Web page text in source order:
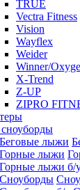
TRUE
Vectra Fitness
Vision
Wayflex
Weider
Winner/
X-Trend
Z-UP
ZIPRO